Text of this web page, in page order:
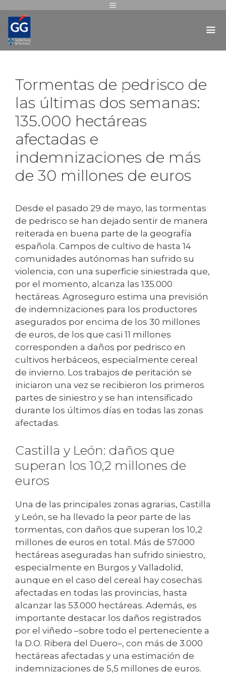
Tormentas de pedrisco de
las últimas dos semanas:
135.000 hectáreas
afectadas e
indemnizaciones de más
de 30 millones de euros
Desde el pasado 29 de mayo, las tormentas
de pedrisco se han dejado sentir de manera
reiterada en buena parte de la geografía
española. Campos de cultivo de hasta 14
comunidades autónomas han sufrido su
violencia, con una superficie siniestrada que,
por el momento, alcanza las 135.000
hectáreas. Agroseguro estima una previsión
de indemnizaciones para los productores
asegurados por encima de los 30 millones
de euros, de los que casi 11 millones
corresponden a daños por pedrisco en
cultivos herbáceos, especialmente cereal
de invierno. Los trabajos de peritación se
iniciaron una vez se recibieron los primeros
partes de siniestro y se han intensificado
durante los últimos días en todas las zonas
afectadas.
Castilla y León: daños que
superan los 10,2 millones de
euros
Una de las principales zonas agrarias, Castilla
y León, se ha llevado la peor parte de las
tormentas, con daños que superan los 10,2
millones de euros en total. Más de 57.000
hectáreas aseguradas han sufrido siniestro,
especialmente en Burgos y Valladolid,
aunque en el caso del cereal hay cosechas
afectadas en todas las provincias, hasta
alcanzar las 53.000 hectáreas. Además, es
importante destacar los daños registrados
por el viñedo –sobre todo el perteneciente a
la D.O. Ribera del Duero–, con más de 3.000
hectáreas afectadas y una estimación de
indemnizaciones de 5,5 millones de euros.